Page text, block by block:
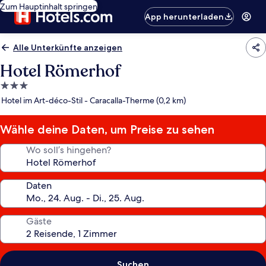
Zum Hauptinhalt springen
App herunterladen
Alle Unterkünfte anzeigen
Hotel Römerhof
3.0-
Sterne-
Hotel im Art-déco-Stil - Caracalla-Therme (0,2 km)
Wähle deine Daten, um Preise zu sehen
Wo soll’s hingehen?
Daten
Gäste